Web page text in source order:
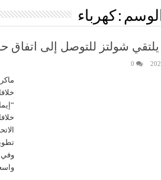
: كهرباء
شولتز للتوصل إلى اتفاق
0
وفي